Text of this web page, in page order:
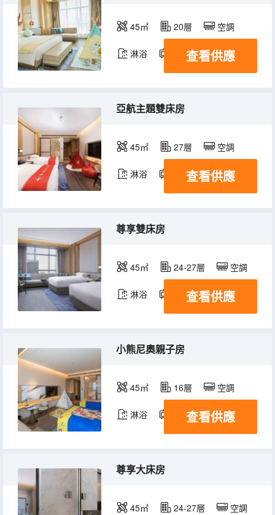
45㎡ 20層 空調
淋浴 電視機
查看供應
亞航主題雙床房
45㎡ 27層 空調
淋浴 電視機
查看供應
尊享雙床房
45㎡ 24-27層 空調
淋浴 電視機
查看供應
小熊尼奧親子房
45㎡ 16層 空調
淋浴 電視機
查看供應
尊享大床房
45㎡ 24-27層 空調